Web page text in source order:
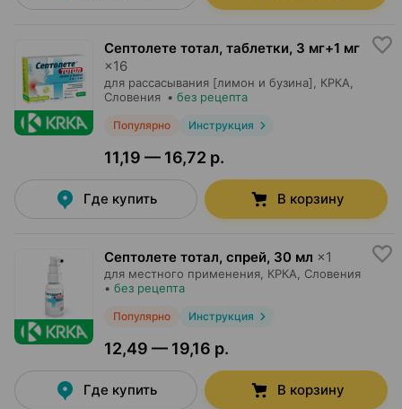
Септолете тотал, таблетки, 3 мг+1 мг
×16
для рассасывания [лимон и бузина], КРКА,
Словения • без рецепта
Популярно Инструкция
11,19 — 16,72 р.
Где купить В корзину
Септолете тотал, спрей, 30 мл ×1
для местного применения, КРКА, Словения
• без рецепта
Популярно Инструкция
12,49 — 19,16 р.
Где купить В корзину